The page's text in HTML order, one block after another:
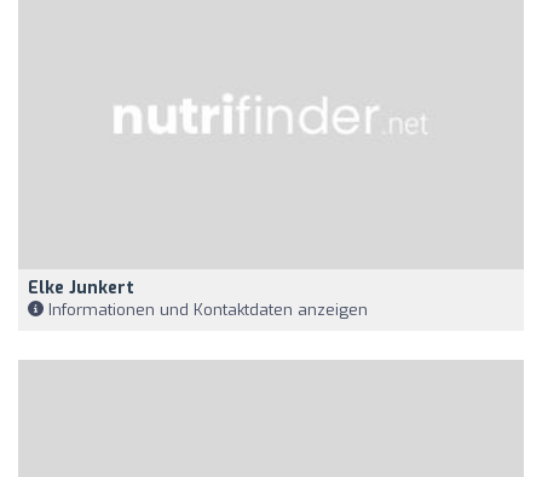
Elke Junkert
Informationen und Kontaktdaten anzeigen